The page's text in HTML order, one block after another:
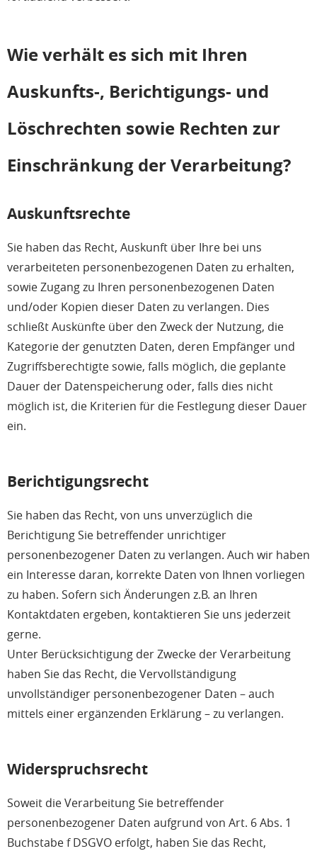
Wie verhält es sich mit Ihren
Auskunfts-, Berichtigungs- und
Löschrechten sowie Rechten zur
Einschränkung der Verarbeitung?
Auskunftsrechte
Sie haben das Recht, Auskunft über Ihre bei uns
verarbeiteten personenbezogenen Daten zu erhalten,
sowie Zugang zu Ihren personenbezogenen Daten
und/oder Kopien dieser Daten zu verlangen. Dies
schließt Auskünfte über den Zweck der Nutzung, die
Kategorie der genutzten Daten, deren Empfänger und
Zugriffsberechtigte sowie, falls möglich, die geplante
Dauer der Datenspeicherung oder, falls dies nicht
möglich ist, die Kriterien für die Festlegung dieser Dauer
ein.
Berichtigungsrecht
Sie haben das Recht, von uns unverzüglich die
Berichtigung Sie betreffender unrichtiger
personenbezogener Daten zu verlangen. Auch wir haben
ein Interesse daran, korrekte Daten von Ihnen vorliegen
zu haben. Sofern sich Änderungen z.B. an Ihren
Kontaktdaten ergeben, kontaktieren Sie uns jederzeit
gerne.
Unter Berücksichtigung der Zwecke der Verarbeitung
haben Sie das Recht, die Vervollständigung
unvollständiger personenbezogener Daten – auch
mittels einer ergänzenden Erklärung – zu verlangen.
Widerspruchsrecht
Soweit die Verarbeitung Sie betreffender
personenbezogener Daten aufgrund von Art. 6 Abs. 1
Buchstabe f DSGVO erfolgt, haben Sie das Recht,